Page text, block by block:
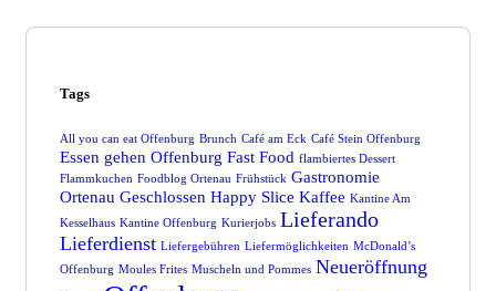
Tags
All you can eat Offenburg Brunch Café am Eck Café Stein Offenburg
Essen gehen Offenburg Fast Food flambiertes Dessert
Flammkuchen Foodblog Ortenau Frühstück Gastronomie
Ortenau Geschlossen Happy Slice Kaffee Kantine Am
Kesselhaus Kantine Offenburg Kurierjobs Lieferando
Lieferdienst Liefergebühren Liefermöglichkeiten McDonald’s
Offenburg Moules Frites Muscheln und Pommes Neueröffnung